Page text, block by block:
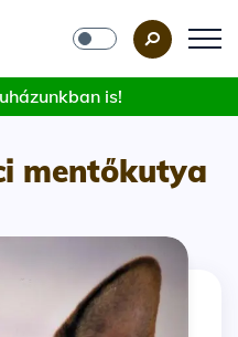
is!
mentőkutya